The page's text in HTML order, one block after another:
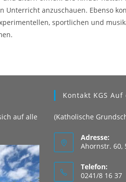
Unterricht anzuschauen. Ebenso
sportlichen und
auf alle
Kontakt KGS
(Katholische
Adresse:
Ahornstr. 60,
Telefon:
0241/8 16 37